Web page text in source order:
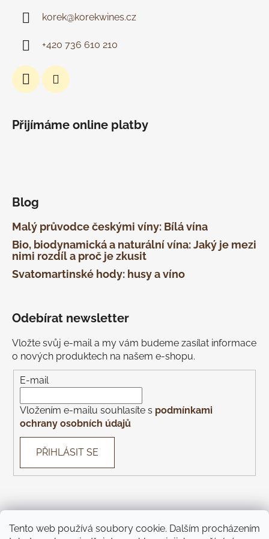
Tento web používá soubory cookie. Dalším procházením
korek@korekwines.cz
+420 736 610 210
Přijímáme online platby
Blog
Malý průvodce českými víny: Bílá vína
Bio, biodynamická a naturální vína: Jaký je mezi
nimi rozdíl a proč je zkusit
Svatomartinské hody: husy a víno
Odebírat newsletter
Vložte svůj e-mail a my vám budeme zasílat informace
o nových produktech na našem e-shopu.
E-mail
Vložením e-mailu souhlasíte s podmínkami
ochrany osobních údajů
PŘIHLÁSIT SE